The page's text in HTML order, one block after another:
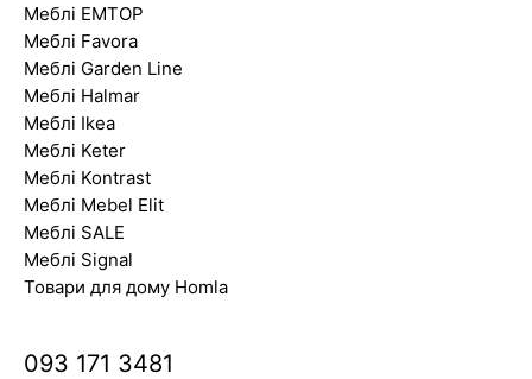
Меблі EMTOP
Меблі Favora
Меблі Garden Line
Меблі Halmar
Меблі Ikea
Меблі Keter
Меблі Kontrast
Меблі Mebel Elit
Меблі SALE
Меблі Signal
Товари для дому Homla
093 171 3481